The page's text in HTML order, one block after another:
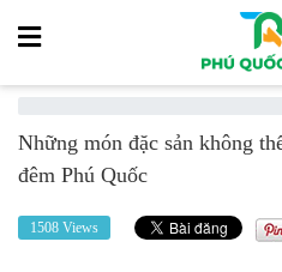
Những món đặc sản không
đêm Phú Quốc
1508 Views